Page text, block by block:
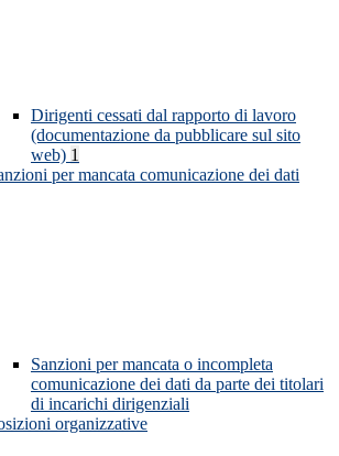
Dirigenti cessati dal rapporto di lavoro
(documentazione da pubblicare sul sito
web) 1
per mancata comunicazione dei dati
Sanzioni per mancata o incompleta
comunicazione dei dati da parte dei titolari
di incarichi dirigenziali
organizzative